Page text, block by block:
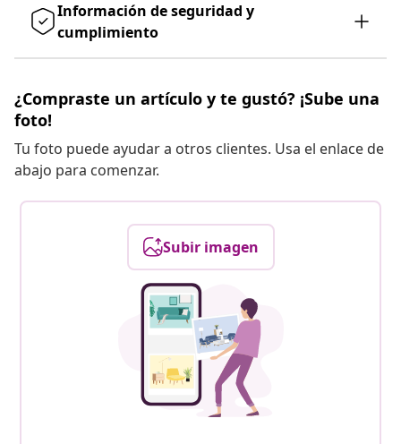
Información de seguridad y
cumplimiento
¿Compraste un artículo y te gustó? ¡Sube una
foto!
Tu foto puede ayudar a otros clientes. Usa el enlace de
abajo para comenzar.
Subir imagen